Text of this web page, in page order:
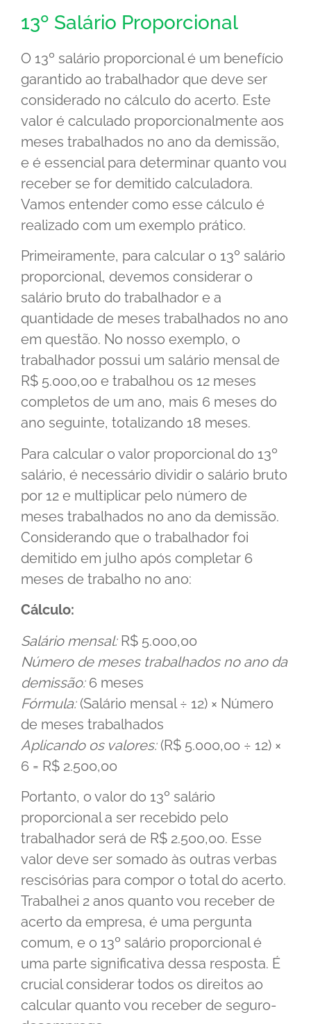
13º Salário Proporcional
O 13º salário proporcional é um benefício
garantido ao trabalhador que deve ser
considerado no cálculo do acerto. Este
valor é calculado proporcionalmente aos
meses trabalhados no ano da demissão,
e é essencial para determinar quanto vou
receber se for demitido calculadora.
Vamos entender como esse cálculo é
realizado com um exemplo prático.
Primeiramente, para calcular o 13º salário
proporcional, devemos considerar o
salário bruto do trabalhador e a
quantidade de meses trabalhados no ano
em questão. No nosso exemplo, o
trabalhador possui um salário mensal de
R$ 5.000,00 e trabalhou os 12 meses
completos de um ano, mais 6 meses do
ano seguinte, totalizando 18 meses.
Para calcular o valor proporcional do 13º
salário, é necessário dividir o salário bruto
por 12 e multiplicar pelo número de
meses trabalhados no ano da demissão.
Considerando que o trabalhador foi
demitido em julho após completar 6
meses de trabalho no ano:
Cálculo:
Salário mensal:R$ 5.000,00
Número de meses trabalhados no ano da
demissão:6 meses
Fórmula:(Salário mensal ÷ 12) × Número
de meses trabalhados
Aplicando os valores:(R$ 5.000,00 ÷ 12) ×
6 = R$ 2.500,00
Portanto, o valor do 13º salário
proporcional a ser recebido pelo
trabalhador será de R$ 2.500,00. Esse
valor deve ser somado às outras verbas
rescisórias para compor o total do acerto.
Trabalhei 2 anos quanto vou receber de
acerto da empresa, é uma pergunta
comum, e o 13º salário proporcional é
uma parte significativa dessa resposta. É
crucial considerar todos os direitos ao
calcular quanto vou receber de seguro-